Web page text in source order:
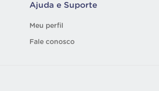
Ajuda e Suporte
Meu perfil
Fale conosco